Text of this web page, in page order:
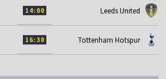
14:00 Leeds United
16:30 Tottenham Hotspur